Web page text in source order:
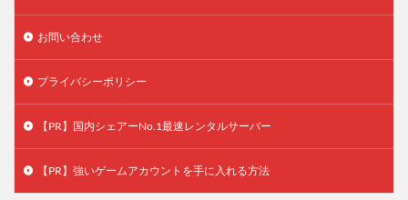
お問い合わせ
プライバシーポリシー
【PR】国内シェアーNo.1最速レンタルサーバー
【PR】強いゲームアカウントを手に入れる方法